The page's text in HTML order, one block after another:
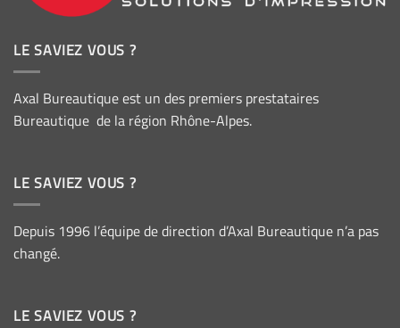
LE SAVIEZ VOUS ?
Axal Bureautique est un des premiers prestataires
Bureautique de la région Rhône-Alpes.
LE SAVIEZ VOUS ?
Depuis 1996 l’équipe de direction d’Axal Bureautique n’a pas
changé.
LE SAVIEZ VOUS ?